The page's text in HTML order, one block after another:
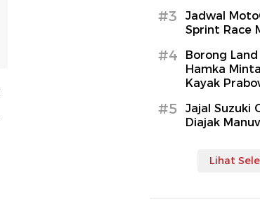
#3
Jadwal
Sprint Race
#4
Borong
Hamka
Kayak
#5
Jajal Suzuki
Diajak
Lihat